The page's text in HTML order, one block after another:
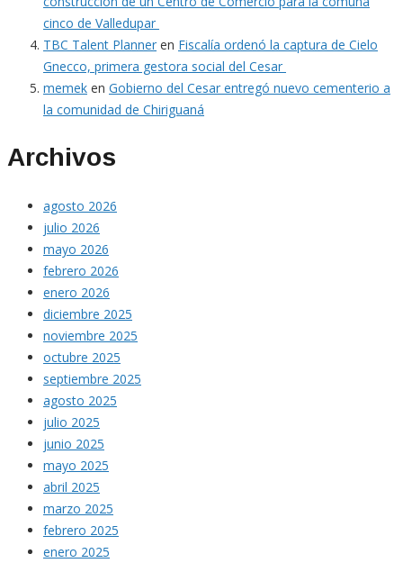
cinco de Valledupar
TBC Talent Planner en Fiscalía ordenó la captura de Cielo
Gnecco, primera gestora social del Cesar
memek en Gobierno del Cesar entregó nuevo cementerio a
la comunidad de Chiriguaná
Archivos
agosto 2026
julio 2026
mayo 2026
febrero 2026
enero 2026
diciembre 2025
noviembre 2025
octubre 2025
septiembre 2025
agosto 2025
julio 2025
junio 2025
mayo 2025
abril 2025
marzo 2025
febrero 2025
enero 2025